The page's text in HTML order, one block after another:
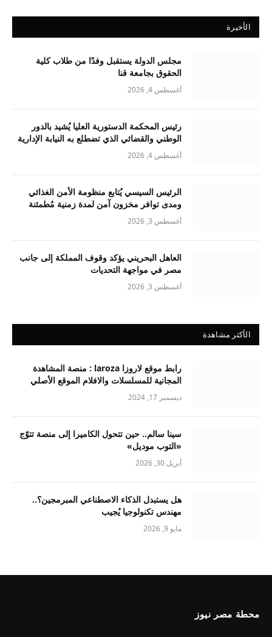
الأخيرة
مجلس الدولة يستقبل وفدًا من طلاب كلية
الحقوق بجامعة قنا
أغسطس 4, 2026
رئيس المحكمة الدستورية العليا يُشيد بالدور
الوطني والقضائي الذي تضطلع به النيابة الإدارية
أغسطس 4, 2026
الرئيس السيسي يُتابع منظومة الأمن الغذائي
ومدى توافر مخزون آمن لمدة زمنية مُطمئنة
أغسطس 3, 2026
العاهل البحريني يؤكد وقوف المملكة إلى جانب
مصر في مواجهة التحديات
أغسطس 3, 2026
الأكثر مشاهدة
رابط موقع لاروزا laroza : منصة المشاهدة
المجانية للمسلسلات والافلام الموقع الأصلي
ديسمبر 17, 2024
سينا سالم.. حين تتحول الكاميرا إلى منصة تتوّج
«التوب موديل»
أبريل 30, 2026
هل يستبدل الذكاء الاصطناعي المبرمجين؟..
مهندس تكنولوجيا يُجيب
مايو 9, 2026
محطة مصر نيوز